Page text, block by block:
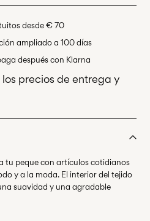
desde € 70
ampliado a 100 días
después con Klarna
precios de entrega y
tu peque con artículos cotidianos
y a la moda. El interior del tejido
suavidad y una agradable